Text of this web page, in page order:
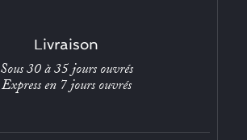
Livraison
Sous 30 à 35 jours ouvrés
Express en 7 jours ouvrés